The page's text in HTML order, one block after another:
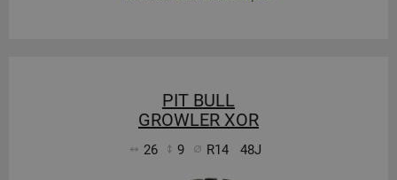
PIT BULL
GROWLER XOR
26 9 R14 48J